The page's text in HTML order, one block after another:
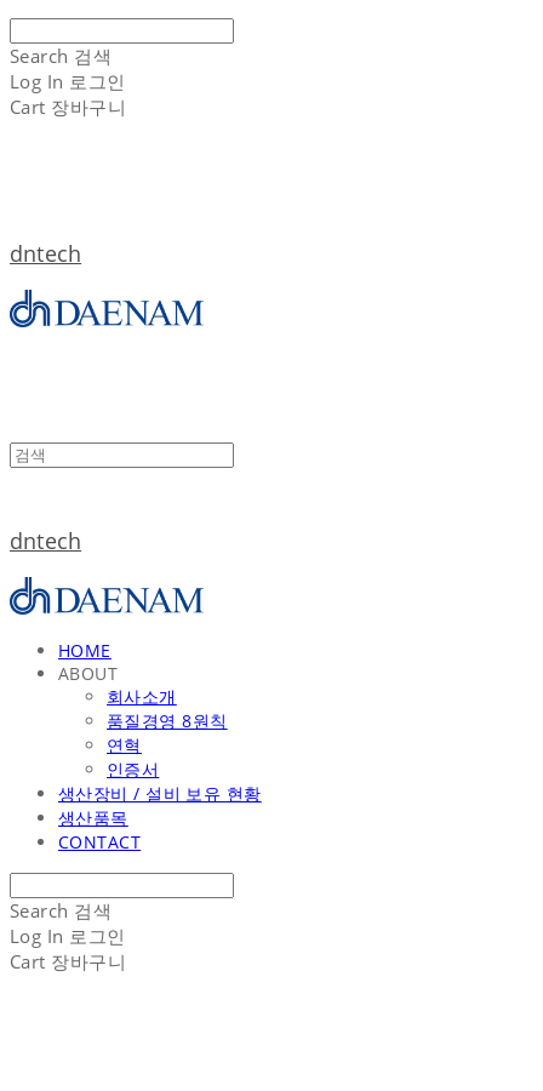
Search 검색
Log In 로그인
Cart 장바구니
dntech
dntech
HOME
ABOUT
회사소개
품질경영 8원칙
연혁
인증서
생산장비 / 설비 보유 현황
생산품목
CONTACT
Search 검색
Log In 로그인
Cart 장바구니